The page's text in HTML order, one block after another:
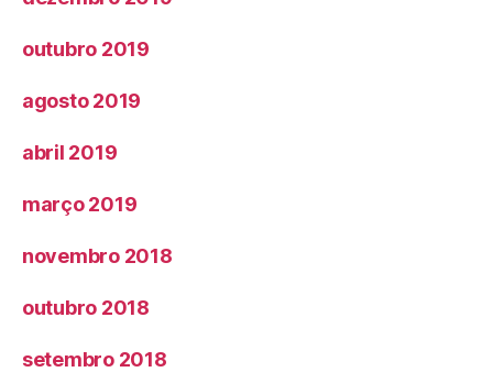
outubro 2019
agosto 2019
abril 2019
março 2019
novembro 2018
outubro 2018
setembro 2018